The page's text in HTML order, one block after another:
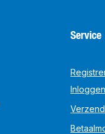
Service
Inloggen